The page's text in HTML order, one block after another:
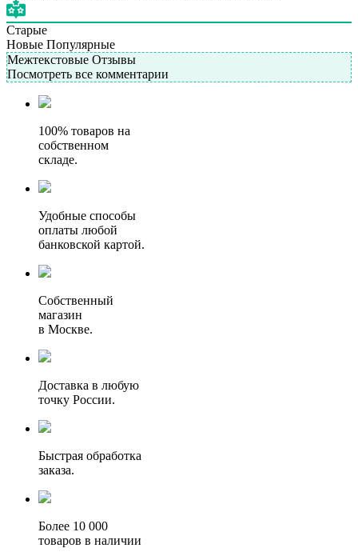
Старые
Новые Популярные
Межтекстовые Отзывы
Посмотреть все комментарии
100% товаров на
собственном
складе.
Удобные способы
оплаты любой
банковской картой.
Собственный
магазин
в Москве.
Доставка в любую
точку России.
Быстрая обработка
заказа.
Более 10 000
товаров в наличии